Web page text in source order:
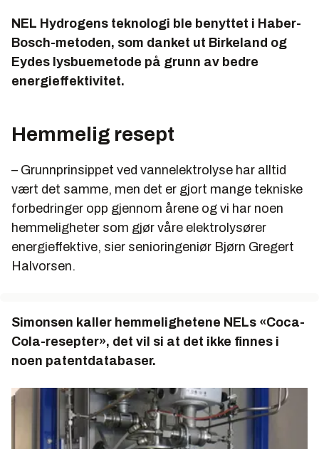
NEL Hydrogens teknologi ble benyttet i Haber-
Bosch-metoden, som danket ut Birkeland og
Eydes lysbuemetode på grunn av bedre
energieffektivitet.
Hemmelig resept
– Grunnprinsippet ved vannelektrolyse har alltid
vært det samme, men det er gjort mange tekniske
forbedringer opp gjennom årene og vi har noen
hemmeligheter som gjør våre elektrolysører
energieffektive, sier senioringeniør Bjørn Gregert
Halvorsen.
Simonsen kaller hemmelighetene NELs «Coca-
Cola-resepter», det vil si at det ikke finnes i
noen patentdatabaser.